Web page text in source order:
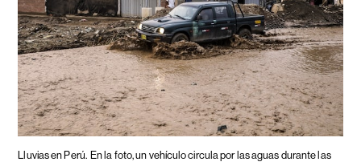
Lluvias en Perú. En la foto, un vehículo circula por las aguas durante las